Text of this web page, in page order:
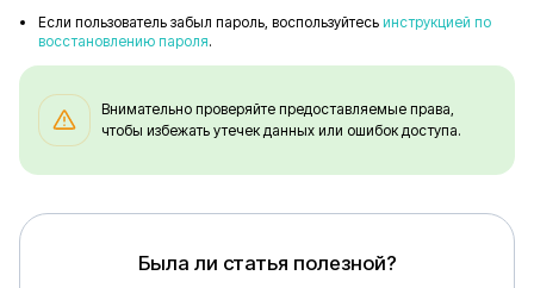
Если пользователь забыл пароль, воспользуйтесь инструкцией по
восстановлению пароля.
Внимательно проверяйте предоставляемые права,
чтобы избежать утечек данных или ошибок доступа.
Была ли статья полезной?